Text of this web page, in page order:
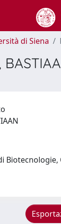
di Siena
Biotecnologie,